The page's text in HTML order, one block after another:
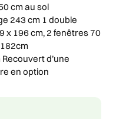
cm au sol
243 cm 1 double
x 196 cm, 2 fenêtres 70
d’une
en option